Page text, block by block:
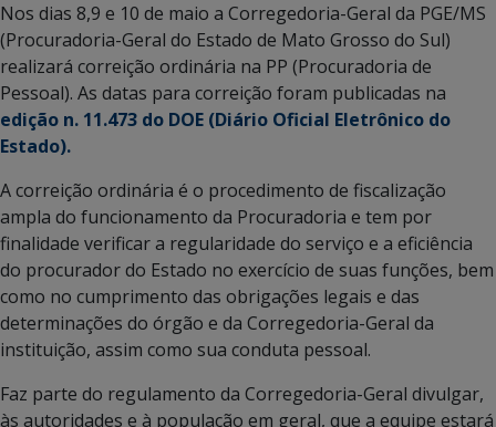
Nos dias 8,9 e 10 de maio a Corregedoria-Geral da PGE/MS
(Procuradoria-Geral do Estado de Mato Grosso do Sul)
realizará correição ordinária na PP (Procuradoria de
Pessoal). As datas para correição foram publicadas na
edição n. 11.473 do DOE (Diário Oficial Eletrônico do
Estado).
A correição ordinária é o procedimento de fiscalização
ampla do funcionamento da Procuradoria e tem por
finalidade verificar a regularidade do serviço e a eficiência
do procurador do Estado no exercício de suas funções, bem
como no cumprimento das obrigações legais e das
determinações do órgão e da Corregedoria-Geral da
instituição, assim como sua conduta pessoal.
Faz parte do regulamento da Corregedoria-Geral divulgar,
às autoridades e à população em geral, que a equipe estará